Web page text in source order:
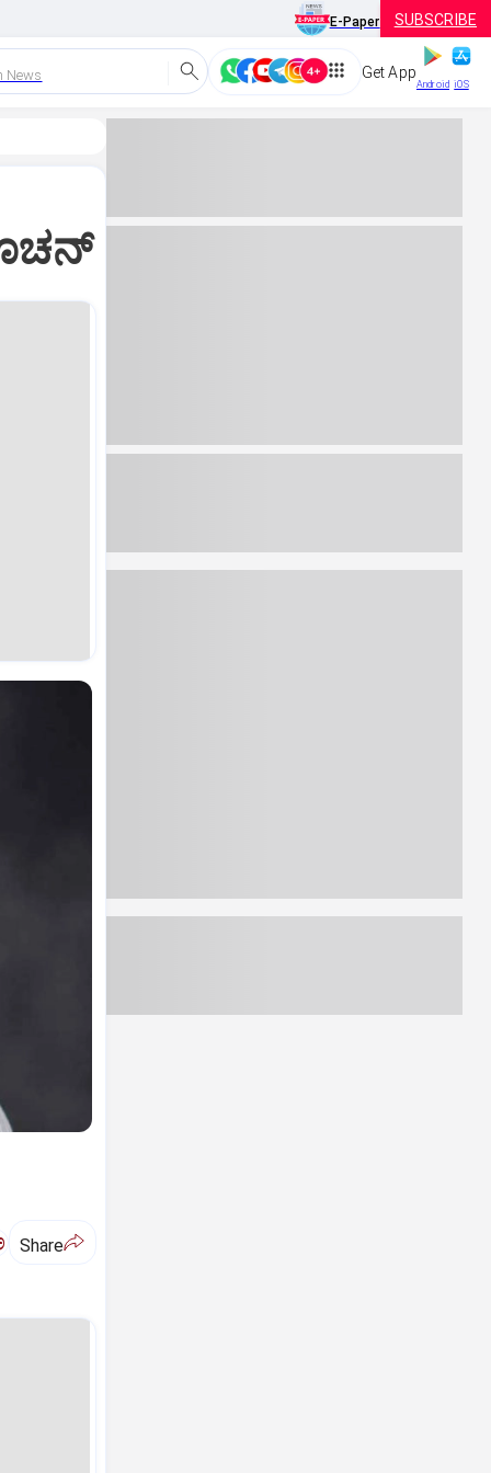
E-Paper SUBSCRIBE
News Get App
Android iOS
Share